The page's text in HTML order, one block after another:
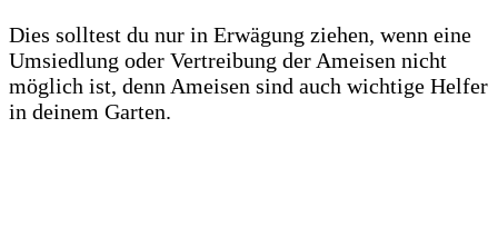
Dies solltest du nur in Erwägung ziehen, wenn eine
Umsiedlung oder Vertreibung der Ameisen nicht
möglich ist, denn Ameisen sind auch wichtige Helfer
in deinem Garten.